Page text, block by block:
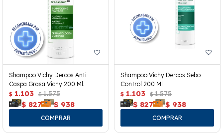
Shampoo Vichy Dercos Anti
Caspa Grasa Vichy 200 Ml.
$ 1.103 $ 1.575
$ 827 $ 938
Shampoo Vichy Dercos Sebo
Control 200 Ml
$ 1.103 $ 1.575
$ 827 $ 938